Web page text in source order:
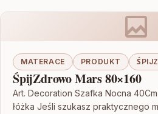
MATERACE PRODUKT
ŚpijZdrowo Mars 80×160
Art. Decoration Szafka Nocna
łóżka Jeśli szukasz praktycznego